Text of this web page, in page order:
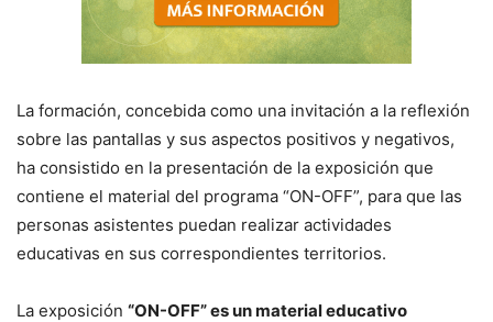
La formación, concebida como una invitación a la reflexión
sobre las pantallas y sus aspectos positivos y negativos,
ha consistido en la presentación de la exposición que
contiene el material del programa “ON-OFF”, para que las
personas asistentes puedan realizar actividades
educativas en sus correspondientes territorios.
La exposición “ON-OFF” es un material educativo